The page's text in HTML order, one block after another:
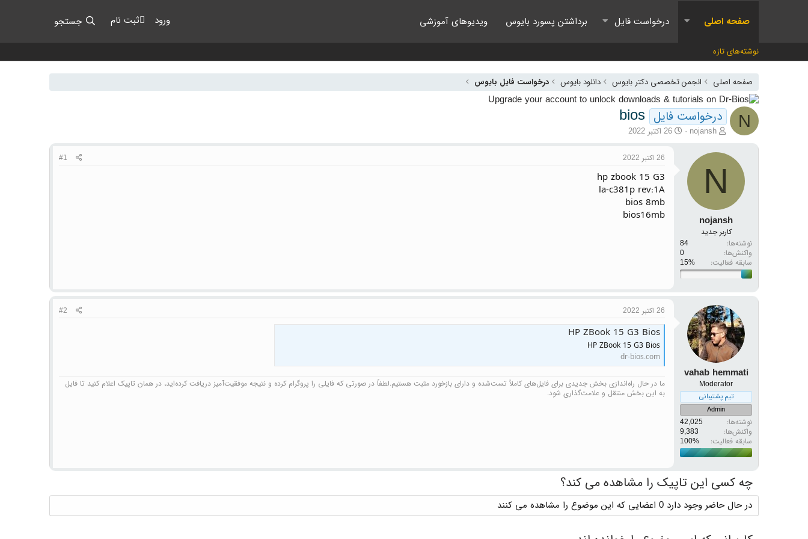
صفحه اصلی درخواست فایل برداشتن پسورد بایوس ویدیوهای آموزشی ورود ثبت نام جستجو
نوشته‌های تازه
صفحه اصلی انجمن تخصصی دکتر بایوس دانلود بایوس درخواست فایل بایوس
N درخواست فایل bios
آغازگر گفتمان
nojansh تاریخ شروع
26 اکتبر 2022
N
nojansh
کاربر جدید
نوشته‌ها
84
واکنش‌ها
0
سابقه فعالیت:
26 اکتبر 2022 #1
hp zbook 15 G3
la-c381p rev:1A
bios 8mb
bios16mb
vahab hemmati
Moderator
تیم پشتیبانی
Admin
نوشته‌ها
42,025
واکنش‌ها
9,383
سابقه فعالیت:
26 اکتبر 2022 #2
HP ZBook 15 G3 Bios
HP ZBook 15 G3 Bios
dr-bios.com
ما در حال راه‌اندازی بخش جدیدی برای فایل‌های کاملاً تست‌شده و دارای بازخورد مثبت هستیم.لطفاً در صورتی که فایلی را پروگرام کرده و نتیجه موفقیت‌آمیز دریافت کرده‌اید، در همان تاپیک اعلام کنید تا فایل
به این بخش منتقل و علامت‌گذاری شود.
چه کسی این تاپیک را مشاهده می کند؟
در حال حاضر وجود دارد 0 اعضایی که این موضوع را مشاهده می کنند